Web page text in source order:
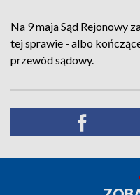
Na 9 maja Sąd Rejonowy
tej sprawie - albo
przewód sądowy.